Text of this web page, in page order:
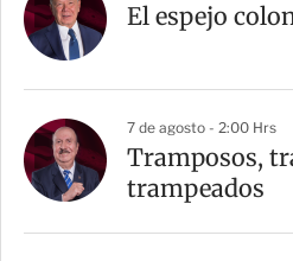
El espejo
7 de agosto - 2:00 Hrs
Tramposos,
trampeados